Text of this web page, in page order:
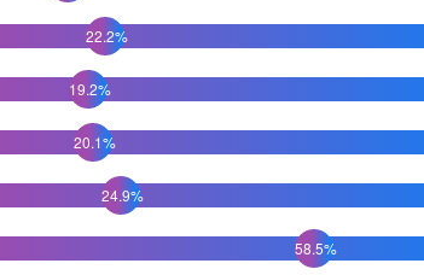
22.2%
19.2%
20.1%
24.9%
58.5%